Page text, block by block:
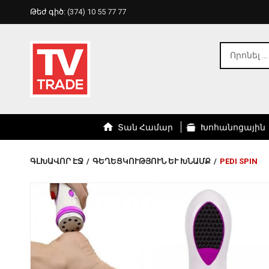
Թեժ գիծ: (374) 10 55 77 77
Տան Համար Խոհանոցային
ԳԼԽԱՎՈՐ ԷՋ / ԳԵՂԵՑԿՈՒԹՅՈՒՆ ԵՒ ԽՆԱՄՔ / PEDI SPIN